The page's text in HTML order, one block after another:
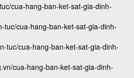
cua-hang-ban-ket-sat-gia-dinh-
tuc/cua-hang-ban-ket-sat-gia-dinh-
tuc/cua-hang-ban-ket-sat-gia-dinh-
cua-hang-ban-ket-sat-gia-dinh-